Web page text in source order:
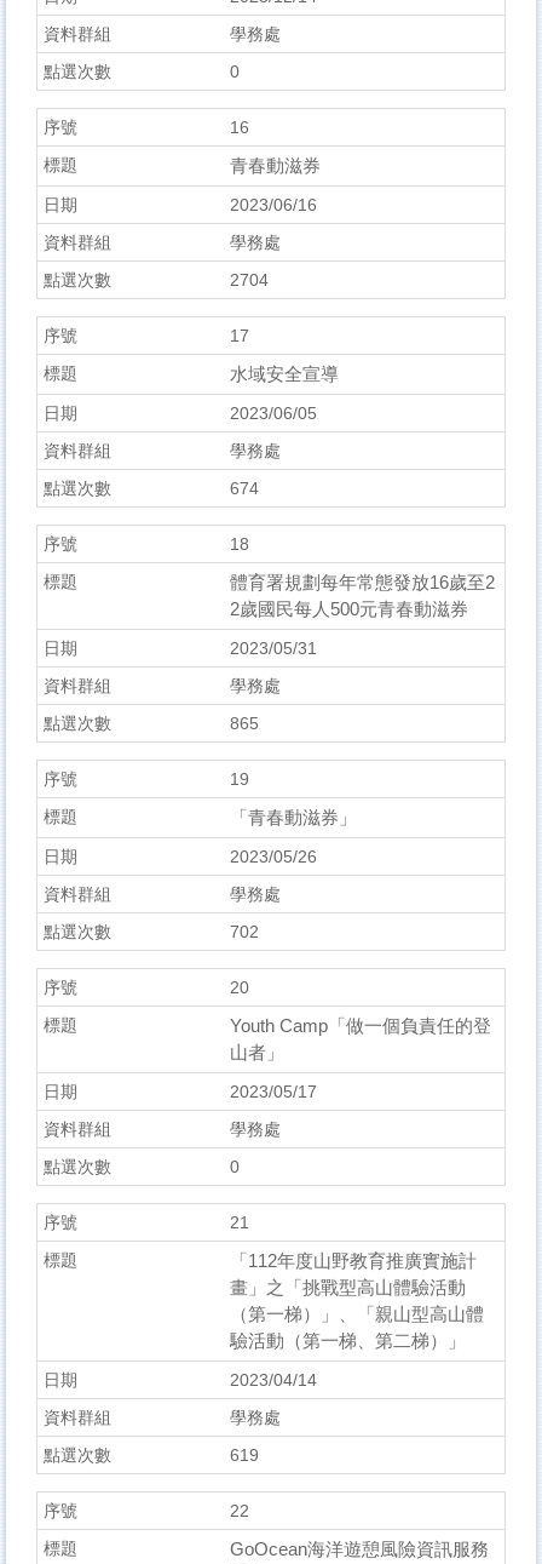
學務處
0
16
青春動滋券
2023/06/16
學務處
2704
17
水域安全宣導
2023/06/05
學務處
674
18
體育署規劃每年常態發放16歲至2
2歲國民每人500元青春動滋券
2023/05/31
學務處
865
19
「青春動滋券」
2023/05/26
學務處
702
20
Youth Camp「做一個負責任的登
山者」
2023/05/17
學務處
0
21
「112年度山野教育推廣實施計
畫」之「挑戰型高山體驗活動
（第一梯）」、「親山型高山體
驗活動（第一梯、第二梯）」
2023/04/14
學務處
619
22
GoOcean海洋遊憩風險資訊服務